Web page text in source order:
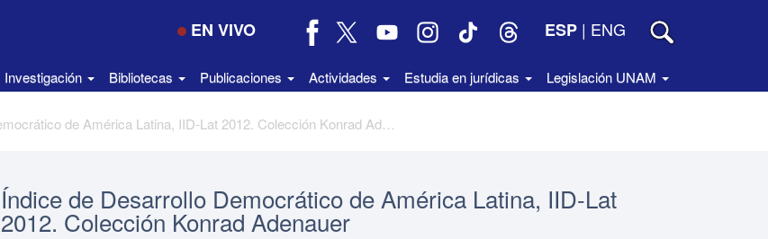
EN VIVO ESP | ENG
Investigación Bibliotecas Publicaciones Actividades Estudia en jurídicas Legislación UNAM
Índice de Desarrollo Democrático de América Latina, IID-Lat 2012. Colección Konrad Adenauer
Índice de Desarrollo Democrático de América Latina, IID-Lat
2012. Colección Konrad Adenauer